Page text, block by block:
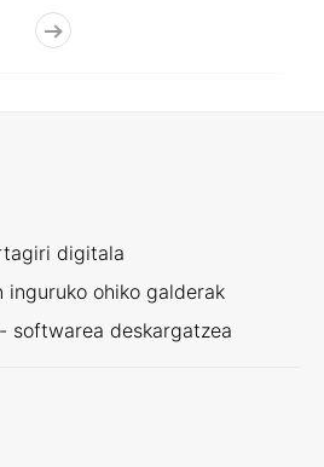
digitala
ohiko galderak
softwarea deskargatzea